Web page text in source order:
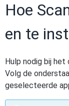
Hoe
en te
Hulp nodig bij het
Volg de
geselecteerde